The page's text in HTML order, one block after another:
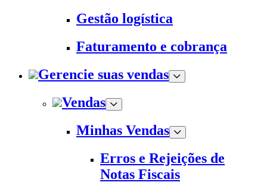
Gestão logística
Faturamento e cobrança
Gerencie suas vendas
Vendas
Minhas Vendas
Erros e Rejeições de
Notas Fiscais